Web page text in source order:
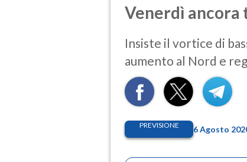
Venerdì ancora
Insiste il vortice di
aumento al Nord e
PREVISIONE 6 Agosto